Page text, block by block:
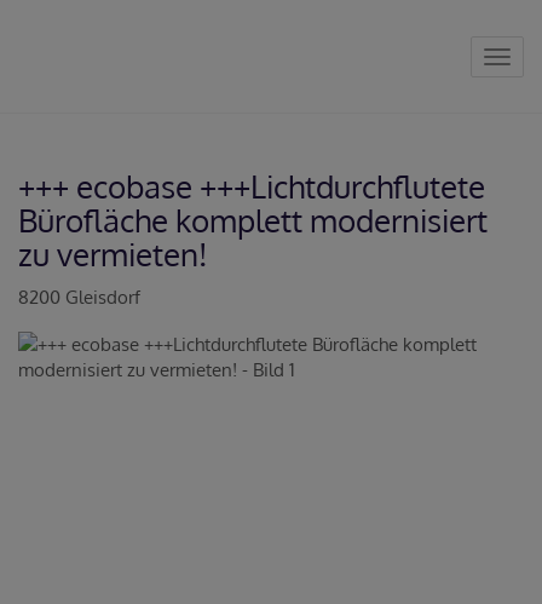
+++ ecobase +++Lichtdurchflutete
Bürofläche komplett modernisiert
zu vermieten!
8200 Gleisdorf